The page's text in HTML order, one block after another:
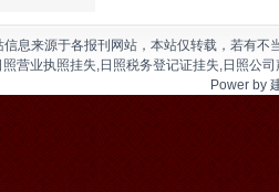
信息来源于各报刊网站，本站仅转载，若有
照营业执照挂失,日照税务登记证挂失,日照公
Power by